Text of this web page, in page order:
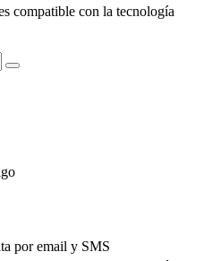
compatible con la tecnología
por email y SMS